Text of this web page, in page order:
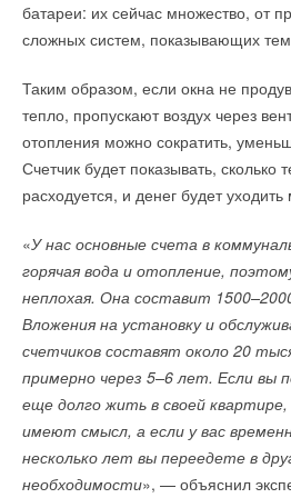
батареи: их сейчас множество, от
сложных систем, показывающих
Таким образом, если окна не
тепло, пропускают воздух через
отопления можно сократить,
Счетчик будет показывать, сколько
расходуется, и денег будет
«У нас основные счета в
горячая вода и отопление,
неплохая. Она составит
Вложения на установку и
счетчиков составят около 20
примерно через 5–6 лет. Если вы
еще долго жить в своей
имеют смысл, а если у вас
несколько лет вы переедете в
необходимости», — объяснил